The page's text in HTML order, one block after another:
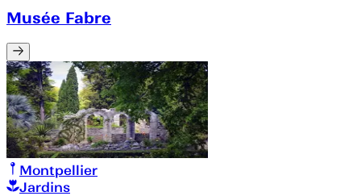
Musée Fabre
Montpellier
Jardins